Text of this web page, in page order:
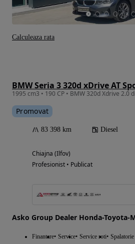
BMW Seria 3 320d xDrive AT
Promovat
83 398 km Diesel
Chiajna (Ilfov)
Profesionist • Publicat
Asko Group Dealer Honda-Toyota-
Finantare Service Service roti
Calculeaza rata